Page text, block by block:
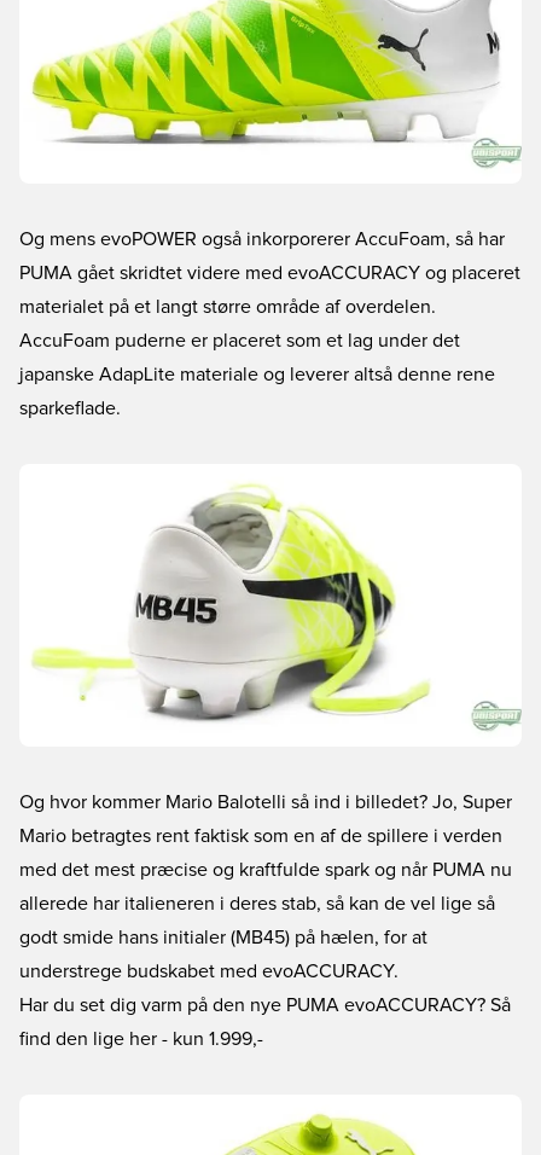
Og mens evoPOWER også inkorporerer AccuFoam, så har
PUMA gået skridtet videre med evoACCURACY og placeret
materialet på et langt større område af overdelen.
AccuFoam puderne er placeret som et lag under det
japanske AdapLite materiale og leverer altså denne rene
sparkeflade.
Og hvor kommer Mario Balotelli så ind i billedet? Jo, Super
Mario betragtes rent faktisk som en af de spillere i verden
med det mest præcise og kraftfulde spark og når PUMA nu
allerede har italieneren i deres stab, så kan de vel lige så
godt smide hans initialer (MB45) på hælen, for at
understrege budskabet med evoACCURACY.
Har du set dig varm på den nye PUMA evoACCURACY? Så
find den lige her - kun 1.999,-